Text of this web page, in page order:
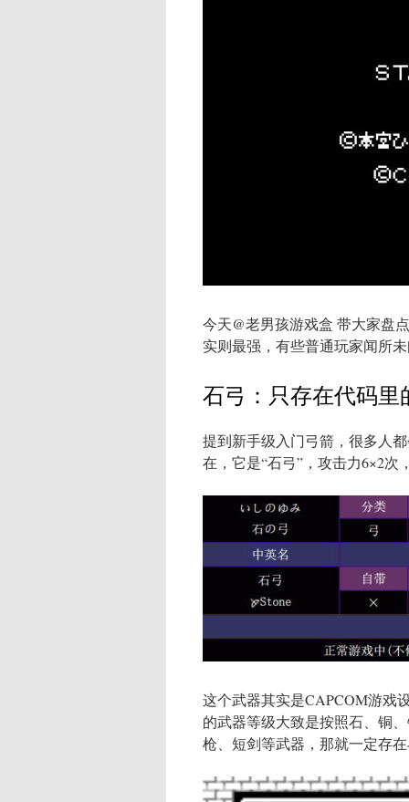
今天@老男孩游戏盒 带大家盘
实则最强，有些普通玩家闻所
石弓：只存在代码里
提到新手级入门弓箭，很多人
在，它是“石弓”，攻击力6×2次
这个武器其实是CAPCOM游戏
的武器等级大致是按照石、铜
枪、短剑等武器，那就一定存